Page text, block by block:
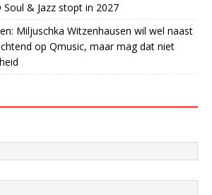
Soul & Jazz stopt in 2027
Miljuschka Witzenhausen wil wel naast
op Qmusic, maar mag dat niet